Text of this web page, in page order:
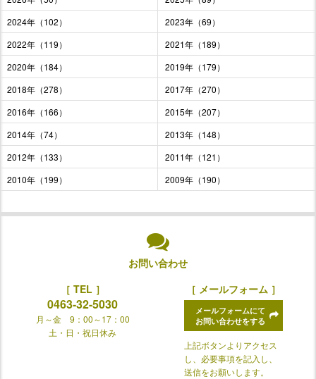
2024年（102）
2023年（69）
2022年（119）
2021年（189）
2020年（184）
2019年（179）
2018年（278）
2017年（270）
2016年（166）
2015年（207）
2014年（74）
2013年（148）
2012年（133）
2011年（121）
2010年（199）
2009年（190）
お問い合わせ
［ TEL ］
0463-32-5030
月～金 9：00～17：00
土・日・祝日休み
［ メールフォーム ］
メールフォームにて
お問い合わせをする
上記ボタンよりアクセス
し、必要事項を記入し、
送信をお願いします。